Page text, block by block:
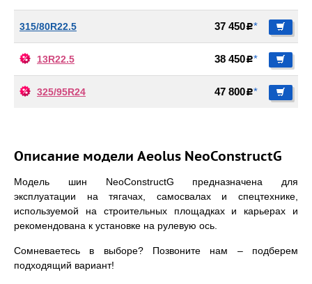
315/80R22.5 37 450 c*
13R22.5 38 450 c*
325/95R24 47 800 c*
Описание модели Aeolus NeoConstructG
Модель шин NeoConstructG предназначена для
эксплуатации на тягачах, самосвалах и спецтехнике,
используемой на строительных площадках и карьерах и
рекомендована к установке на рулевую ось.
Сомневаетесь в выборе? Позвоните нам – подберем
подходящий вариант!